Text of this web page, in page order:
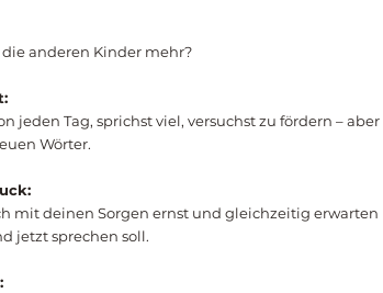
anderen Kinder mehr?
jeden Tag, sprichst viel, versuchst zu fördern – aber
Wörter.
mit deinen Sorgen ernst und gleichzeitig erwarten
jetzt sprechen soll.